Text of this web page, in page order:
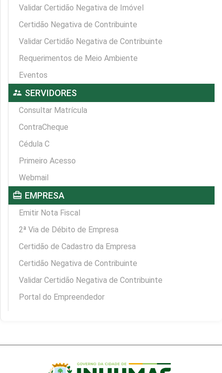
Validar Certidão Negativa de Imóvel
Certidão Negativa de Contribuinte
Validar Certidão Negativa de Contribuinte
Requerimentos de Meio Ambiente
Eventos
supervisor_account SERVIDORES
Consultar Matrícula
ContraCheque
Cédula C
Primeiro Acesso
Webmail
card_travel EMPRESA
Emitir Nota Fiscal
2ª Via de Débito de Empresa
Certidão de Cadastro da Empresa
Certidão Negativa de Contribuinte
Validar Certidão Negativa de Contribuinte
Portal do Empreendedor